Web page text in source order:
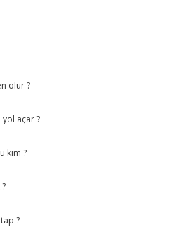
olur ?
açar ?
kim ?
?